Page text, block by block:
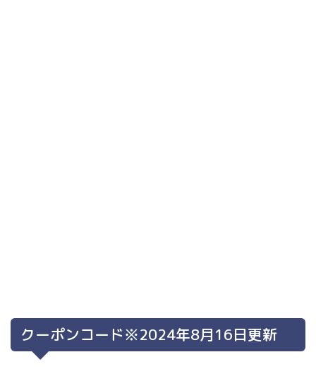
クーポンコード※2024年8月16日更新